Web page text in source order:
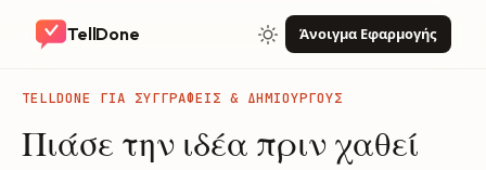
TellDone Άνοιγμα Εφαρμογής
TELLDONE ΓΙΑ ΣΥΓΓΡΑΦΕΊΣ & ΔΗΜΙΟΥΡΓΟΎΣ
Πιάσε την ιδέα πριν χαθεί